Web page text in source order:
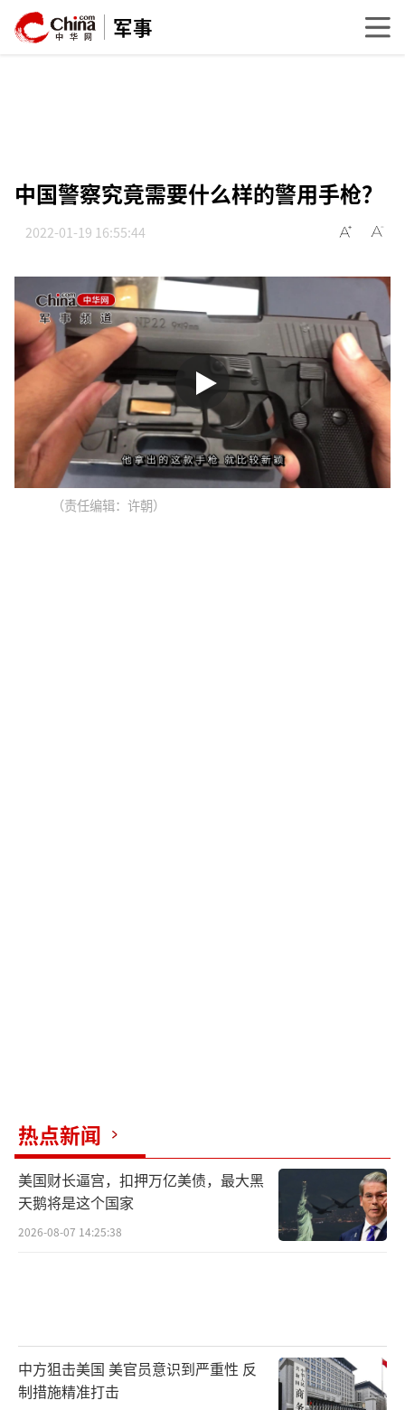
军事
中国警察究竟需要什么样的警用手枪？
2022-01-19 16:55:44
（责任编辑：许朝）
热点新闻
美国财长逼宫，扣押万亿美债，最大黑
天鹅将是这个国家
2026-08-07 14:25:38
中方狙击美国 美官员意识到严重性 反
制措施精准打击